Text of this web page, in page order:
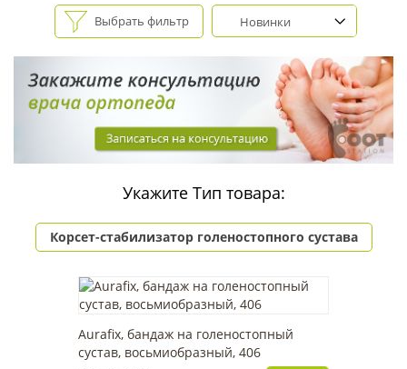
Выбрать фильтр Новинки
Укажите Тип товара:
Корсет-стабилизатор голеностопного сустава
Aurafix, бандаж на голеностопный
сустав, восьмиобразный, 406